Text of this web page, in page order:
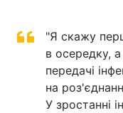
"Я скажу
в осередку,
передачі
на
У зростанні